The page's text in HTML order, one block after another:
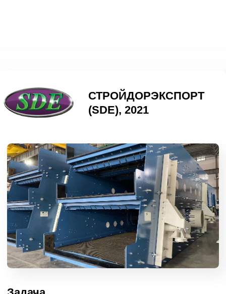
Задача
Результаты
210 т/ч
8 единиц
Организовать производственную
линию по работе с диабазом для
22 мм, 22-31 и 5 мм.
производительность
линии
оборудования
поставили
ПОДРОБНЕЕ